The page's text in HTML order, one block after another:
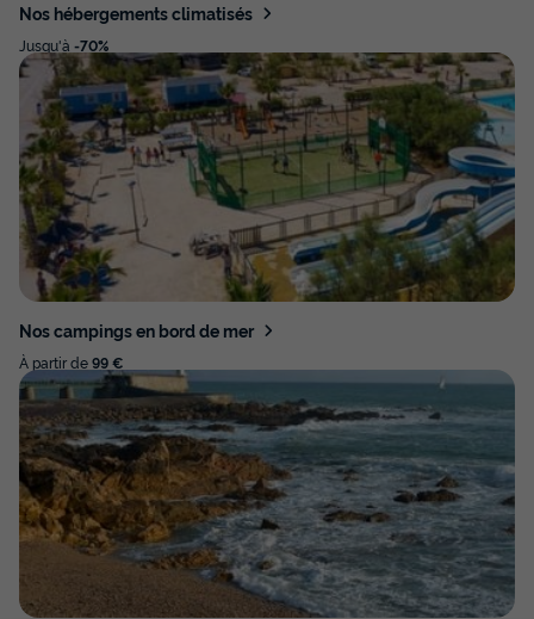
Nos hébergements climatisés
Jusqu'à -70%
Nos campings en bord de mer
À partir de99 €